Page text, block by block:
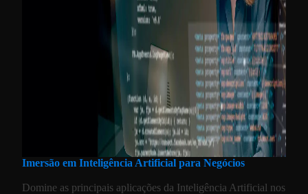
Imersão em Inteligência Artificial para Negócios
Domine as principais aplicações da Inteligência Artificial nos